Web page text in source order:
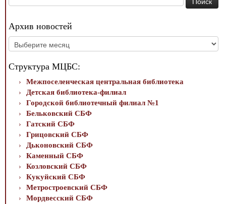
Архив новостей
Архив
новостей
Структура МЦБС:
Межпоселенческая центральная библиотека
Детская библиотека-филиал
Городской библиотечный филиал №1
Бельковский СБФ
Гатский СБФ
Грицовский СБФ
Дьконовский СБФ
Каменный СБФ
Козловский СБФ
Кукуйский СБФ
Метростроевский СБФ
Мордвесский СБФ